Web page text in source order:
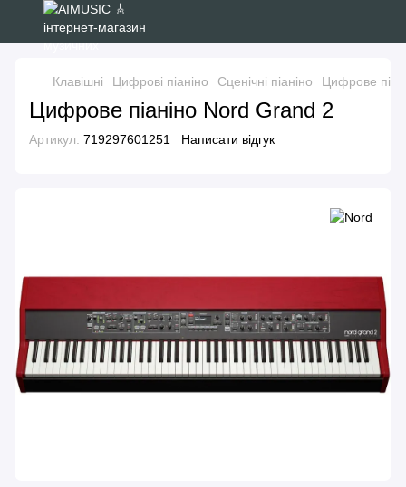
Клавішні Цифрові піаніно Сценічні піаніно Цифрове
Цифрове піаніно Nord Grand 2
Артикул: 719297601251 Написати відгук